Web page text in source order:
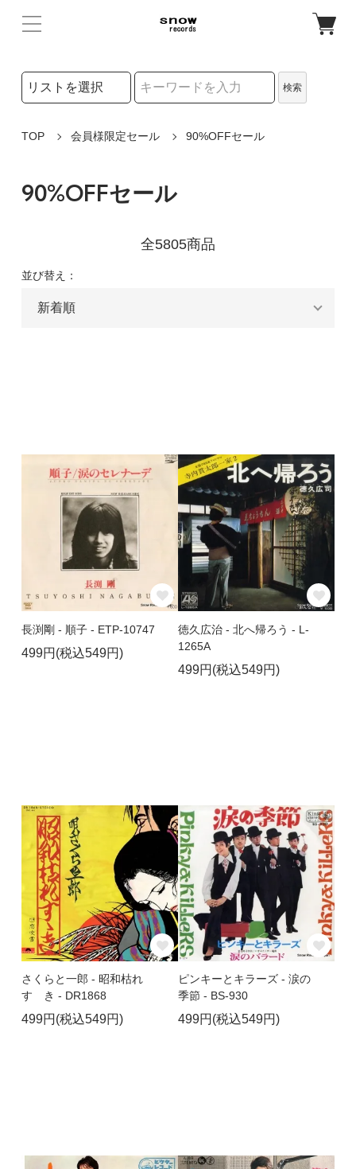
検索リストの選択
検索
TOP 会員様限定セール 90%OFFセール
90%OFFセール
全5805商品
並び替え：
長渕剛 - 順子 - ETP-10747
499円(税込549円)
徳久広治 - 北へ帰ろう - L-
1265A
499円(税込549円)
さくらと一郎 - 昭和枯れ
すゝき - DR1868
499円(税込549円)
ピンキーとキラーズ - 涙の
季節 - BS-930
499円(税込549円)